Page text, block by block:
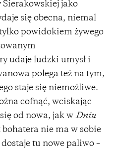
Sierakowskiej jako
się obecna, niemal
powidokiem żywego
udaje ludzki umysł i
polega też na tym,
staje się niemożliwe.
cofnąć, wciskając
od nowa, jak w Dniu
bohatera nie ma w sobie
tu nowe paliwo –